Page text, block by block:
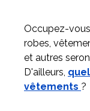
Occupez-
robes,
et autres
D'ailleurs,
vêtements ?